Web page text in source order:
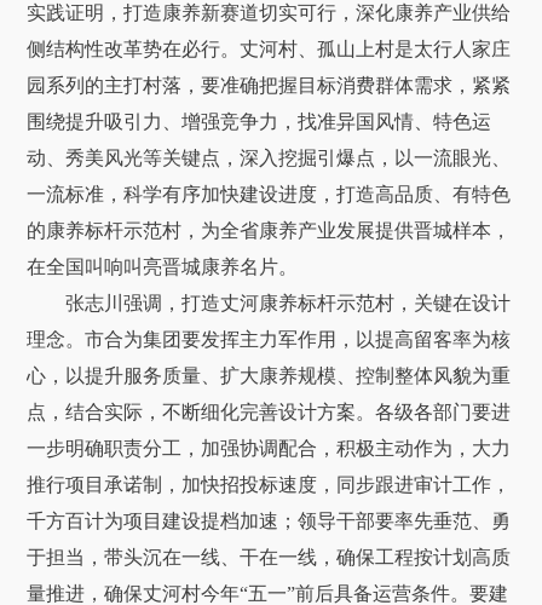
实践证明，打造康养新赛道切实可行，深化康养产业供给
侧结构性改革势在必行。丈河村、孤山上村是太行人家庄
园系列的主打村落，要准确把握目标消费群体需求，紧紧
围绕提升吸引力、增强竞争力，找准异国风情、特色运
动、秀美风光等关键点，深入挖掘引爆点，以一流眼光、
一流标准，科学有序加快建设进度，打造高品质、有特色
的康养标杆示范村，为全省康养产业发展提供晋城样本，
在全国叫响叫亮晋城康养名片。
张志川强调，打造丈河康养标杆示范村，关键在设计
理念。市合为集团要发挥主力军作用，以提高留客率为核
心，以提升服务质量、扩大康养规模、控制整体风貌为重
点，结合实际，不断细化完善设计方案。各级各部门要进
一步明确职责分工，加强协调配合，积极主动作为，大力
推行项目承诺制，加快招投标速度，同步跟进审计工作，
千方百计为项目建设提档加速；领导干部要率先垂范、勇
于担当，带头沉在一线、干在一线，确保工程按计划高质
量推进，确保丈河村今年“五一”前后具备运营条件。要建